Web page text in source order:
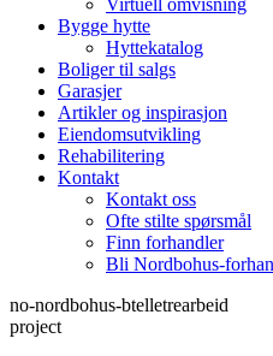
Virtuell omvisning
Bygge hytte
Hyttekatalog
Boliger til salgs
Garasjer
Artikler og inspirasjon
Eiendomsutvikling
Rehabilitering
Kontakt
Kontakt oss
Ofte stilte spørsmål
Finn forhandler
Bli Nordbohus-
no-nordbohus-btelletrearbeid
project